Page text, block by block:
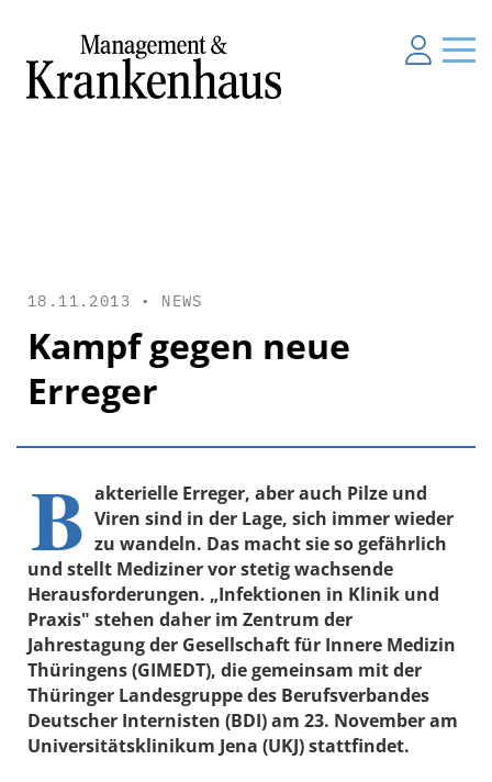
18.11.2013 • NEWS
Kampf gegen neue
Erreger
B akterielle Erreger, aber auch Pilze und
Viren sind in der Lage, sich immer wieder
zu wandeln. Das macht sie so gefährlich
und stellt Mediziner vor stetig wachsende
Herausforderungen. „Infektionen in Klinik und
Praxis" stehen daher im Zentrum der
Jahrestagung der Gesellschaft für Innere Medizin
Thüringens (GIMEDT), die gemeinsam mit der
Thüringer Landesgruppe des Berufsverbandes
Deutscher Internisten (BDI) am 23. November am
Universitätsklinikum Jena (UKJ) stattfindet.